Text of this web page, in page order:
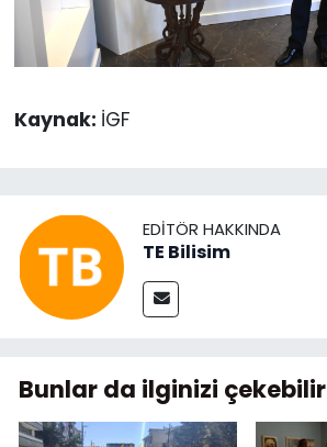
Kaynak: İGF
EDITÖR HAKKINDA
TE Bilisim
Bunlar da ilginizi çekebilir